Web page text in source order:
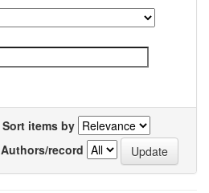
Sort items by
Authors/record